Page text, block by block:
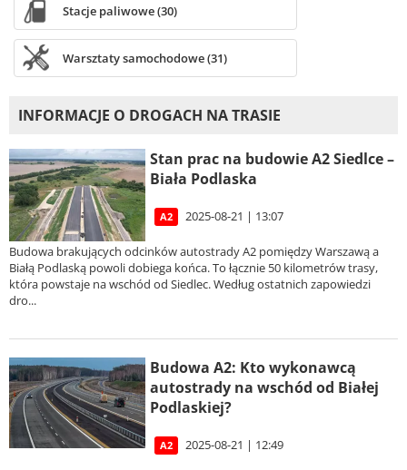
Stacje paliwowe (30)
Warsztaty samochodowe (31)
INFORMACJE O DROGACH NA TRASIE
Stan prac na budowie A2 Siedlce –
Biała Podlaska
A2 2025-08-21 | 13:07
Budowa brakujących odcinków autostrady A2 pomiędzy Warszawą a
Białą Podlaską powoli dobiega końca. To łącznie 50 kilometrów trasy,
która powstaje na wschód od Siedlec. Według ostatnich zapowiedzi
dro...
Budowa A2: Kto wykonawcą
autostrady na wschód od Białej
Podlaskiej?
A2 2025-08-21 | 12:49